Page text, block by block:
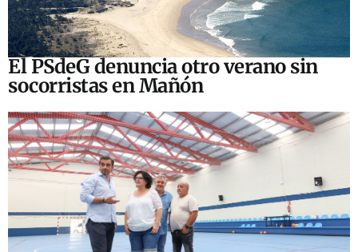
El PSdeG denuncia otro verano sin
socorristas en Mañón